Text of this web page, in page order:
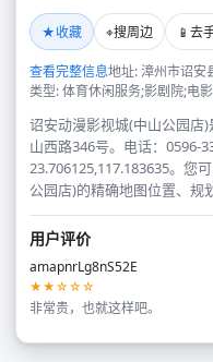
★收藏 ⌖搜周边 📱 去
查看完整信息地址: 漳州市诏安
类型: 体育休闲服务;影剧院;电
诏安动漫影视城(中山公园店
山西路346号。电话：0596-
23.706125,117.183635。您
公园店)的精确地图位置、规
用户评价
amapnrLg8nS52E
★★☆☆☆
非常贵，也就这样吧。